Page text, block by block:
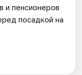
и пенсионеров
посадкой на